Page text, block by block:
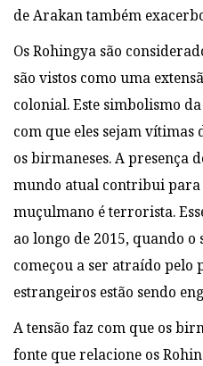
de Arakan também
Os Rohingya são
são vistos como uma
colonial. Este simbolismo
com que eles sejam
os birmaneses. A presença
mundo atual contribui para
muçulmano é terrorista.
ao longo de 2015, quando
começou a ser atraído pelo
estrangeiros estão sendo
A tensão faz com que os
fonte que relacione os